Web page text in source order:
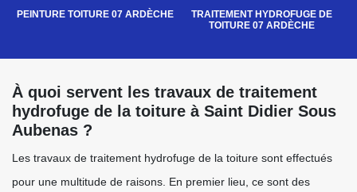
PEINTURE TOITURE 07 ARDÈCHE
TRAITEMENT HYDROFUGE DE
TOITURE 07 ARDÈCHE
À quoi servent les travaux de traitement
hydrofuge de la toiture à Saint Didier Sous
Aubenas ?
Les travaux de traitement hydrofuge de la toiture sont effectués
pour une multitude de raisons. En premier lieu, ce sont des